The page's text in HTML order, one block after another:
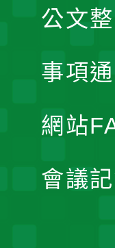
公文
事項
網站
會議